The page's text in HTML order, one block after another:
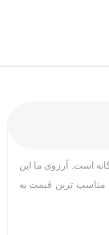
است. آرزوی ما این
مناسب ترین قیمت به